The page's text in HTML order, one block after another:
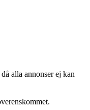
alla annonser ej kan